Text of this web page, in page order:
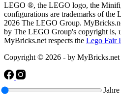
Jahre
LEGO ®, the LEGO logo, the
configurations are trademarks of
2026 The LEGO Group.
by The LEGO Group's copyright is,
MyBricks.net respects the Lego Fair
Copyright © 2026 - by MyBricks.net